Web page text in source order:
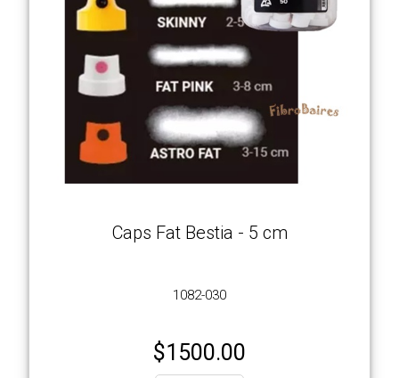
Caps Fat Bestia - 5 cm
1082-030
$1500.00